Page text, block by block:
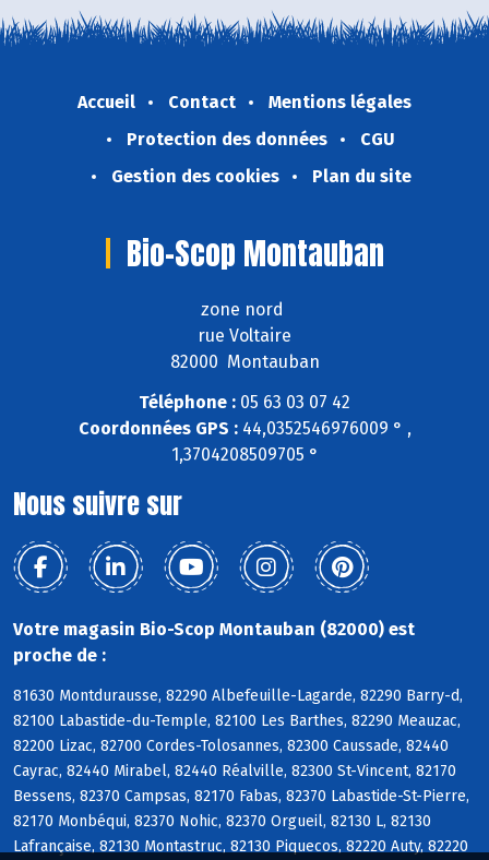
Accueil Contact
Mentions légales
Protection des données
CGU
Gestion des cookies
Plan du site
Bio-Scop Montauban
zone nord
rue Voltaire
82000 Montauban
Téléphone : 05 63 03 07 42
Coordonnées GPS :44,0352546976009 ° ,
1,3704208509705 °
Nous suivre sur
Votre magasin Bio-Scop Montauban (82000) est
proche de :
81630 Montdurausse, 82290 Albefeuille-Lagarde, 82290 Barry-d,
82100 Labastide-du-Temple, 82100 Les Barthes, 82290 Meauzac,
82200 Lizac, 82700 Cordes-Tolosannes, 82300 Caussade, 82440
Cayrac, 82440 Mirabel, 82440 Réalville, 82300 St-Vincent, 82170
Bessens, 82370 Campsas, 82170 Fabas, 82370 Labastide-St-Pierre,
82170 Monbéqui, 82370 Nohic, 82370 Orgueil, 82130 L, 82130
Lafrançaise, 82130 Montastruc, 82130 Piquecos, 82220 Auty, 82220